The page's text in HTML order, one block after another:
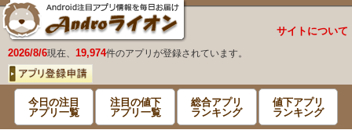
サイトについて
2026/8/6現在、 19,974件のアプリが登録されています。
今日の注目
アプリ一覧
注目の値下
アプリ一覧
総合アプリ
ランキング
値下アプリ
ランキング